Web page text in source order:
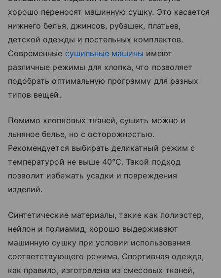
хорошо переносят машинную сушку. Это касается
нижнего белья, джинсов, рубашек, платьев,
детской одежды и постельных комплектов.
Современные сушильные машины имеют
различные режимы для хлопка, что позволяет
подобрать оптимальную программу для разных
типов вещей.
Помимо хлопковых тканей, сушить можно и
льняное белье, но с осторожностью.
Рекомендуется выбирать деликатный режим с
температурой не выше 40°C. Такой подход
позволит избежать усадки и повреждения
изделий.
Синтетические материалы, такие как полиэстер,
нейлон и полиамид, хорошо выдерживают
машинную сушку при условии использования
соответствующего режима. Спортивная одежда,
как правило, изготовлена из смесовых тканей,